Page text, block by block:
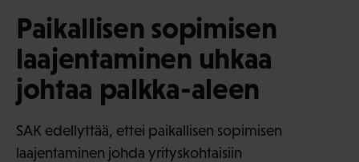
Paikallisen sopimisen
laajentaminen uhkaa
johtaa palkka-aleen
SAK edellyttää, ettei paikallisen sopimisen
laajentaminen johda yrityskohtaisiin